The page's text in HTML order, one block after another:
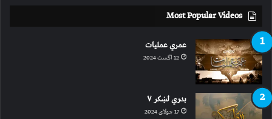
Most Popular Videos
عمري عملیات
12 اگست 2024
بدري لښکر ۷
17 جولای 2024